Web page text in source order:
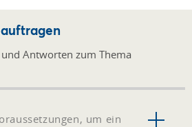
Antworten zum Thema
um ein